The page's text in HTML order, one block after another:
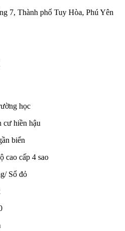
7, Thành phố Tuy Hòa, Phú Yên
học
cư hiền hậu
biển
cao cấp 4 sao
Sổ đỏ